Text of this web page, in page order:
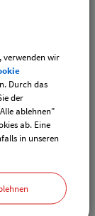
Drucken
verwenden wir
Durch das
der
ablehnen"
ab. Eine
in unseren